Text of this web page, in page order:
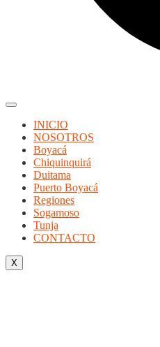
INICIO
NOSOTROS
Boyacá
Chiquinquirá
Duitama
Puerto Boyacá
Regiones
Sogamoso
Tunja
CONTACTO
X